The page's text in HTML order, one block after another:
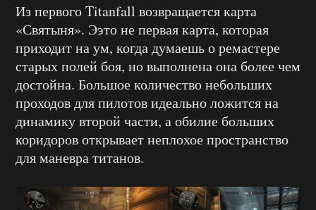
Из первого Titanfall возвращается карта
«Святыня». Ээто не первая карта, которая
приходит на ум, когда думаешь о ремастере
старых полей боя, но выполнена она более чем
достойна. Большое количество небольших
проходов для пилотов идеально ложится на
динамику второй части, а обилие больших
коридоров открывает неплохое пространство
для маневра титанов.